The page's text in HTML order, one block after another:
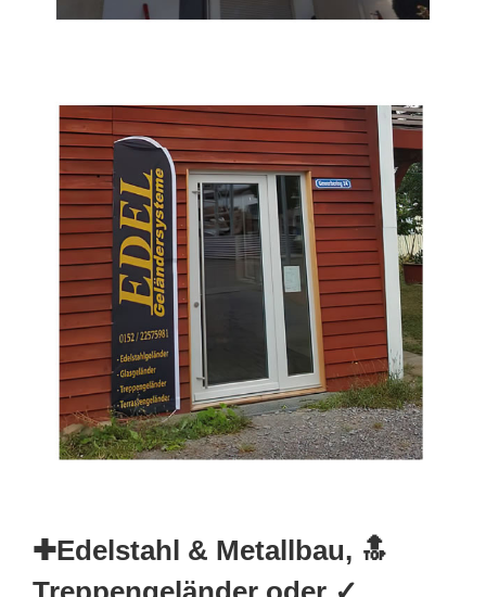
✚Edelstahl & Metallbau, 🔝